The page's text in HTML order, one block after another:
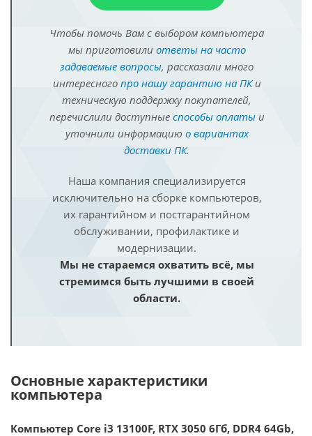
Чтобы помочь Вам с выбором компьютера
мы приготовили ответы на часто
задаваемые вопросы, рассказали много
интересного про нашу гарантию на ПКи
техническую поддержку покупателей,
перечислили доступные способы оплатыи
уточнили информацию о вариантах
доставки ПК.
Наша компания специализируется
исключительно на сборке компьютеров,
их гарантийном и постгарантийном
обслуживании, профилактике и
модернизации.
Мы не стараемся охватить всё, мы
стремимся быть лучшими в своей
области.
Основные характеристики
компьютера
Компьютер Core i3 13100F, RTX 3050 6Гб, DDR4 64Gb,